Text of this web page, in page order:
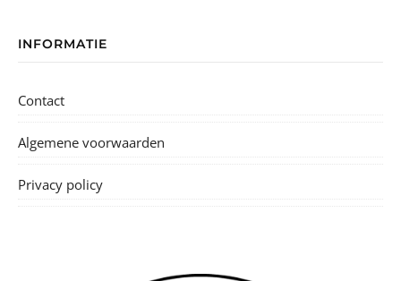
INFORMATIE
Contact
Algemene voorwaarden
Privacy policy